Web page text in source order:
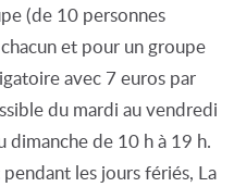
(de 10 personnes
et pour un groupe
avec 7 euros par
du mardi au vendredi
dimanche de 10 h à 19 h.
les jours fériés, La